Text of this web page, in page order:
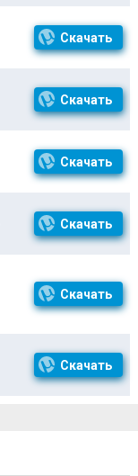
Скачать
Скачать
Скачать
Скачать
Скачать
Скачать